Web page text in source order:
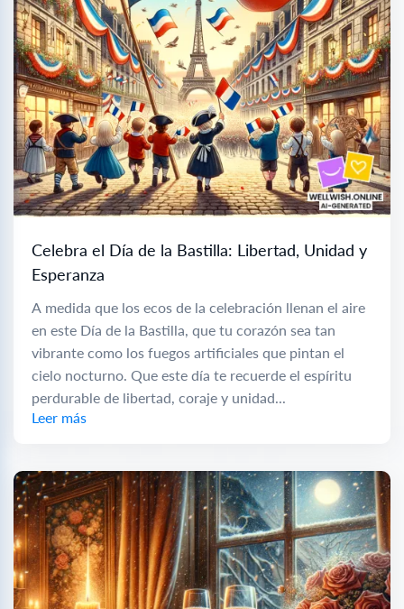
Celebra el Día de la Bastilla: Libertad, Unidad y
Esperanza
A medida que los ecos de la celebración llenan el aire
en este Día de la Bastilla, que tu corazón sea tan
vibrante como los fuegos artificiales que pintan el
cielo nocturno. Que este día te recuerde el espíritu
perdurable de libertad, coraje y unidad...
Leer más